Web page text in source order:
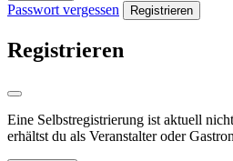
Passwort vergessen Registrieren
Registrieren
Eine Selbstregistrierung ist aktuell
erhältst du als Veranstalter oder